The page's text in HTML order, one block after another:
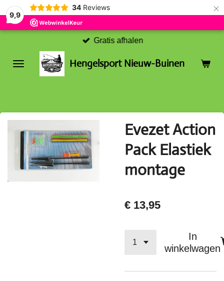
9,9
34 Reviews ×
Hengelsport Nieuw-Buinen
Gratis afhalen
Evezet Action
Pack Elastiek
montage
€ 13,95
In
winkelwagen